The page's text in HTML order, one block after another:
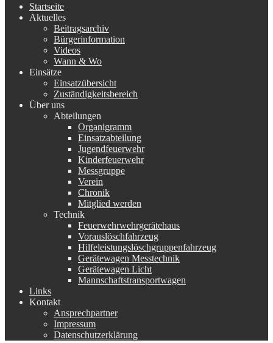
Startseite
Aktuelles
Beitragsarchiv
Bürgerinformation
Videos
Wann & Wo
Einsätze
Einsatzübersicht
Zuständigkeitsbereich
Über uns
Abteilungen
Organigramm
Einsatzabteilung
Jugendfeuerwehr
Kinderfeuerwehr
Messgruppe
Verein
Chronik
Mitglied werden
Technik
Feuerwehrwehrgerätehaus
Vorauslöschfahrzeug
Hilfeleistungslöschgruppenfahrzeug
Gerätewagen Messtechnik
Gerätewagen Licht
Mannschaftstransportwagen
Links
Kontakt
Ansprechpartner
Impressum
Datenschutzerklärung